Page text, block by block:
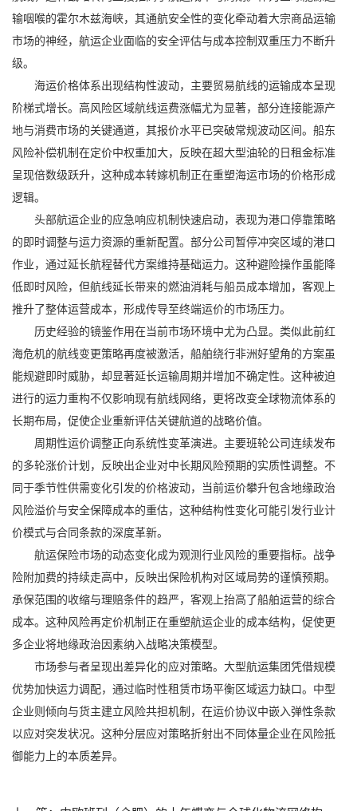
输咽喉的霍尔木兹海峡，其通航安全性的变化牵动着大宗商品运输
市场的神经，航运企业面临的安全评估与成本控制双重压力不断升
级。
海运价格体系出现结构性波动，主要贸易航线的运输成本呈现
阶梯式增长。高风险区域航线运费涨幅尤为显著，部分连接能源产
地与消费市场的关键通道，其报价水平已突破常规波动区间。船东
风险补偿机制在定价中权重加大，反映在超大型油轮的日租金标准
呈现倍数级跃升，这种成本转嫁机制正在重塑海运市场的价格形成
逻辑。
头部航运企业的应急响应机制快速启动，表现为港口停靠策略
的即时调整与运力资源的重新配置。部分公司暂停冲突区域的港口
作业，通过延长航程替代方案维持基础运力。这种避险操作虽能降
低即时风险，但航线延长带来的燃油消耗与船员成本增加，客观上
推升了整体运营成本，形成传导至终端运价的市场压力。
历史经验的镜鉴作用在当前市场环境中尤为凸显。类似此前红
海危机的航线变更策略再度被激活，船舶绕行非洲好望角的方案虽
能规避即时威胁，却显著延长运输周期并增加不确定性。这种被迫
进行的运力重构不仅影响现有航线网络，更将改变全球物流体系的
长期布局，促使企业重新评估关键航道的战略价值。
周期性运价调整正向系统性变革演进。主要班轮公司连续发布
的多轮涨价计划，反映出企业对中长期风险预期的实质性调整。不
同于季节性供需变化引发的价格波动，当前运价攀升包含地缘政治
风险溢价与安全保障成本的重估，这种结构性变化可能引发行业计
价模式与合同条款的深度革新。
航运保险市场的动态变化成为观测行业风险的重要指标。战争
险附加费的持续走高中，反映出保险机构对区域局势的谨慎预期。
承保范围的收缩与理赔条件的趋严，客观上抬高了船舶运营的综合
成本。这种风险再定价机制正在重塑航运企业的成本结构，促使更
多企业将地缘政治因素纳入战略决策模型。
市场参与者呈现出差异化的应对策略。大型航运集团凭借规模
优势加快运力调配，通过临时性租赁市场平衡区域运力缺口。中型
企业则倾向与货主建立风险共担机制，在运价协议中嵌入弹性条款
以应对突发状况。这种分层应对策略折射出不同体量企业在风险抵
御能力上的本质差异。